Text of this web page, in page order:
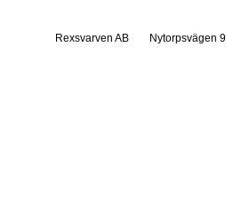
Rexsvarven AB Nytorpsvägen 9